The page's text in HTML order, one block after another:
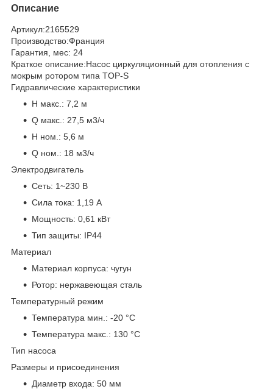
Описание
Артикул:2165529
Производство:Франция
Гарантия, мес: 24
Краткое описание:Насос циркуляционный для отопления с
мокрым ротором типа TOP-S
Гидравлические характеристики
H макс.: 7,2 м
Q макс.: 27,5 м3/ч
H ном.: 5,6 м
Q ном.: 18 м3/ч
Электродвигатель
Сеть: 1~230 В
Сила тока: 1,19 А
Мощность: 0,61 кВт
Тип защиты: IP44
Материал
Материал корпуса: чугун
Ротор: нержавеющая сталь
Температурный режим
Температура мин.: -20 °С
Температура макс.: 130 °С
Тип насоса
Размеры и присоединения
Диаметр входа: 50 мм